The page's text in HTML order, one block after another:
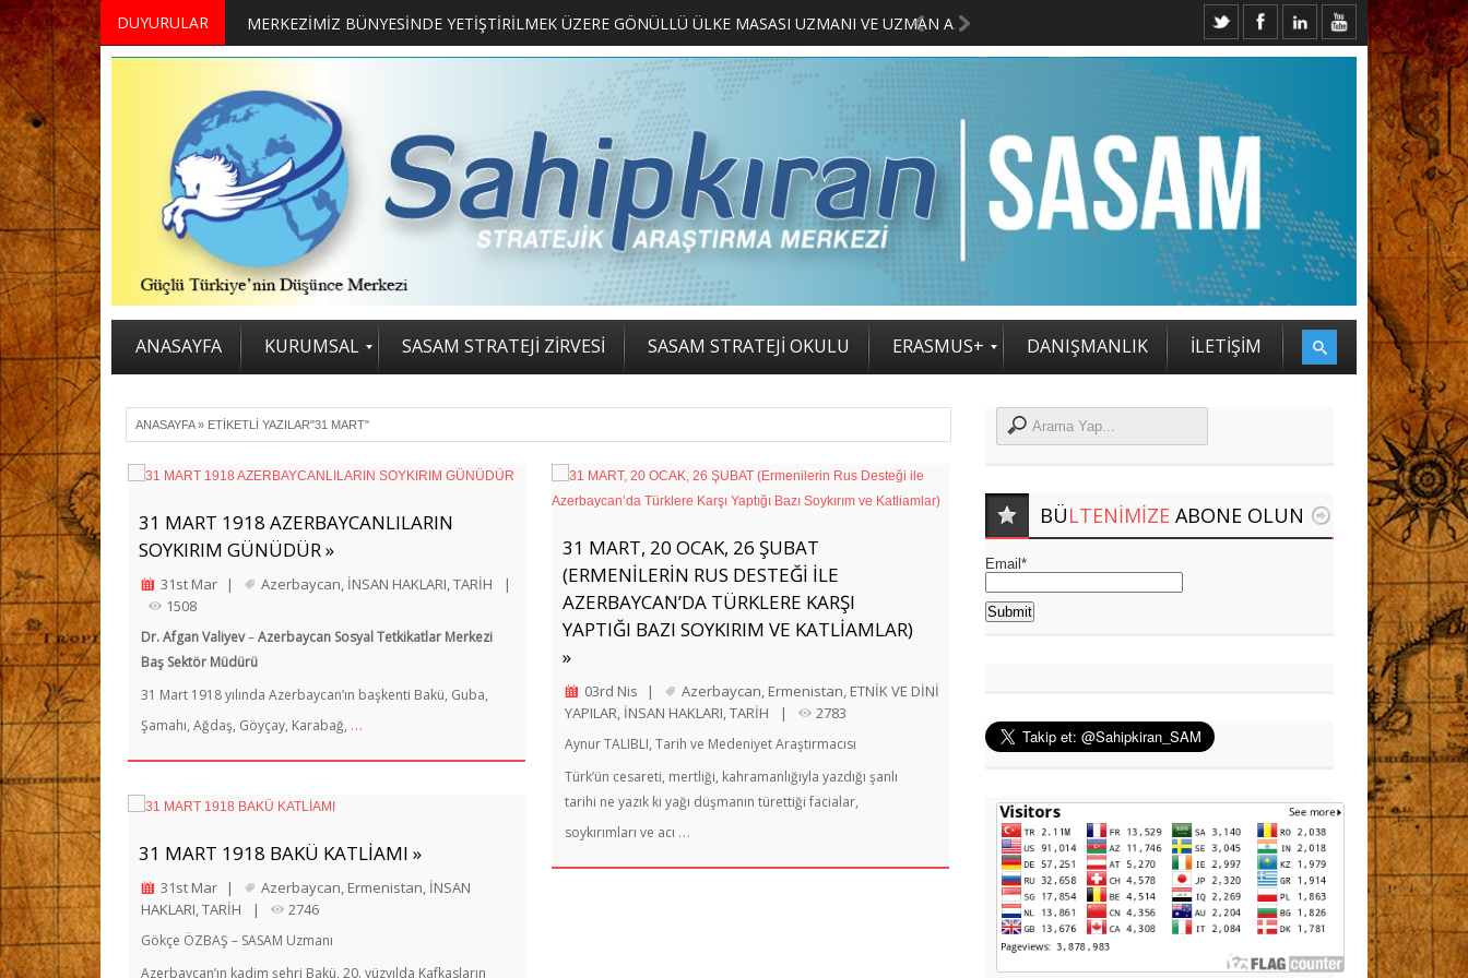
DUYURULAR MERKEZİMİZ BÜNYESİNDE YETİŞTİRİLMEK ÜZERE GÖNÜLLÜ ÜLKE MASASI UZMANI VE UZMAN ADAYLARI ARIYORUZ 2. SASAM STRATEJİ ZİRVESİ KATILIMCILARI BELLİ OLDU
ANASAYFA KURUMSAL SASAM STRATEJİ ZİRVESİ SASAM STRATEJİ OKULU ERASMUS+ DANIŞMANLIK İLETİŞİM
ANASAYFA» ETIKETLI YAZILAR"31 MART"
31 MART 1918 AZERBAYCANLILARIN
SOYKIRIM GÜNÜDÜR »
31st Mar | Azerbaycan, İNSAN HAKLARI,TARİH
|
1508
Dr. Afgan Valiyev–Azerbaycan Sosyal Tetkikatlar Merkezi
Baş Sektör Müdürü
31 Mart 1918 yılında Azerbaycan’ın başkenti Bakü, Guba,
Şamahı, Ağdaş, Göyçay, Karabağ, …
31 MART 1918 BAKÜ KATLİAMI »
31st Mar | Azerbaycan, Ermenistan, İNSAN
HAKLARI,TARİH | 2746
Gökçe ÖZBAŞ – SASAM Uzmanı
Azerbaycan’ın kadim şehri Bakü, 20. yüzyılda Kafkasların
31 MART, 20 OCAK, 26 ŞUBAT
(ERMENILERIN RUS DESTEĞI ILE
AZERBAYCAN’DA TÜRKLERE KARŞI
YAPTIĞI BAZI SOYKIRIM VE KATLIAMLAR)
»
03rd Nis | Azerbaycan, Ermenistan, ETNİK VE DİNİ
YAPILAR, İNSAN HAKLARI,TARİH | 2783
Aynur TALIBLI, Tarih ve Medeniyet Araştırmacısı
Türk’ün cesareti, mertliği, kahramanlığıyla yazdığı şanlı
tarihi ne yazık ki yağı düşmanın türettiği facialar,
soykırımları ve acı …
BÜLTENIMIZEABONE OLUN
Email*